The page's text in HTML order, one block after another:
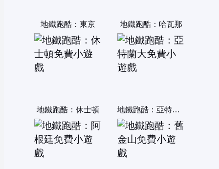
地鐵跑酷：東京 地鐵跑酷：哈瓦那
地鐵跑酷：休士頓 地鐵跑酷：亞特蘭大